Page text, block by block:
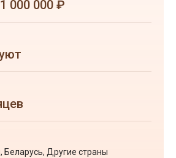
000 000 ₽
Беларусь, Другие страны